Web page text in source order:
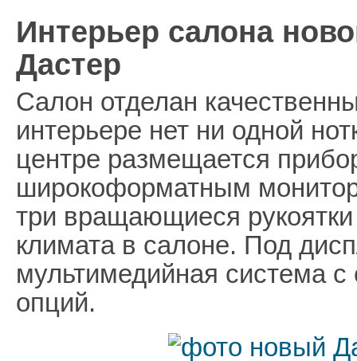
Интерьер салона
Дастер
Салон отделан
интерьере нет ни одной
центре размещается
широкоформатным
три вращающиеся
климата в салоне. Под
мультимедийная система
опций.